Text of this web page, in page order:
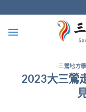
to
content
三鶯地方學
2023大三鶯